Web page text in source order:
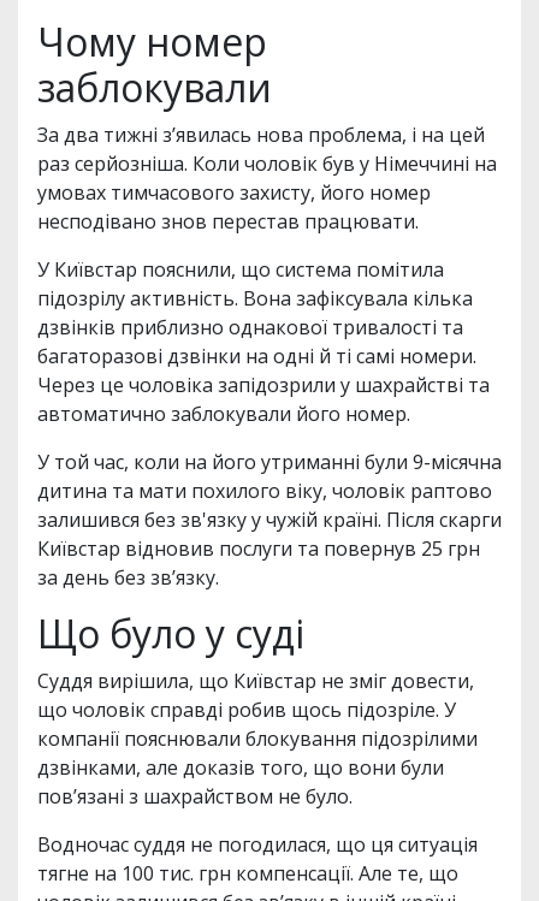
Чому номер
заблокували
За два тижні з’явилась нова проблема, і на цей
раз серйозніша. Коли чоловік був у Німеччині на
умовах тимчасового захисту, його номер
несподівано знов перестав працювати.
У Київстар пояснили, що система помітила
підозрілу активність. Вона зафіксувала кілька
дзвінків приблизно однакової тривалості та
багаторазові дзвінки на одні й ті самі номери.
Через це чоловіка запідозрили у шахрайстві та
автоматично заблокували його номер.
У той час, коли на його утриманні були 9-місячна
дитина та мати похилого віку, чоловік раптово
залишився без зв'язку у чужій країні. Після скарги
Київстар відновив послуги та повернув 25 грн
за день без зв’язку.
Що було у суді
Суддя вирішила, що Київстар не зміг довести,
що чоловік справді робив щось підозріле. У
компанії пояснювали блокування підозрілими
дзвінками, але доказів того, що вони були
пов’язані з шахрайством не було.
Водночас суддя не погодилася, що ця ситуація
тягне на 100 тис. грн компенсації. Але те, що